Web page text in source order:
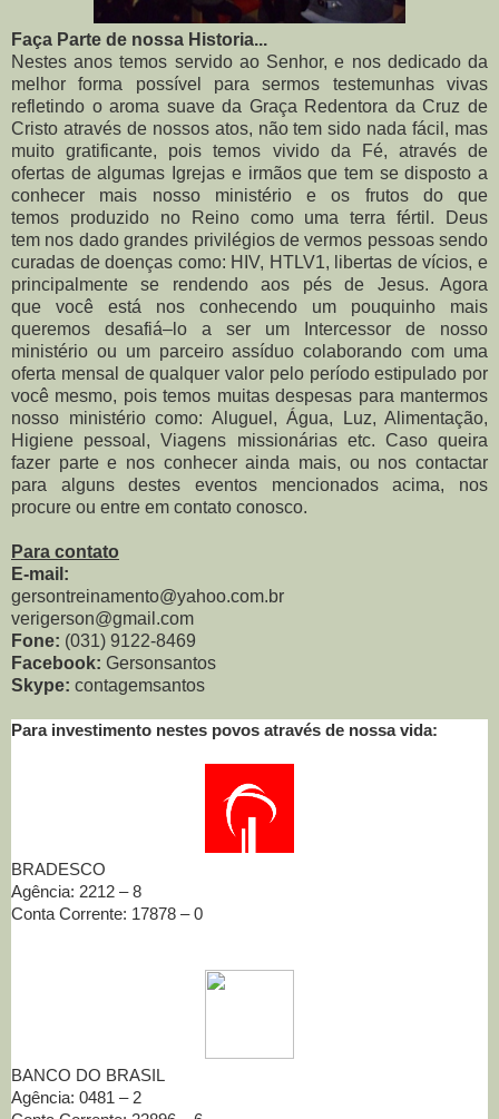
Faça Parte de nossa Historia...
Nestes anos temos servido ao Senhor, e nos dedicado da
melhor forma possível para sermos testemunhas vivas
refletindo o aroma suave da Graça Redentora da Cruz de
Cristo através de nossos atos, não tem sido nada fácil, mas
muito gratificante, pois temos vivido da Fé, através de
ofertas dealgumas Igrejas e irmãos que tem se disposto a
conhecer mais nosso ministério e os frutos do que
temos produzido no Reino como uma terra fértil. Deus
tem nos dado grandes privilégios de vermos pessoas sendo
curadas de doenças como: HIV, HTLV1, libertas de vícios, e
principalmente se rendendo aos pés de Jesus. Agora
que você está nos conhecendo um pouquinho mais
queremos desafiá–lo a ser um
Intercessor de nosso
ministério ou um parceiroassíduo colaborando com uma
oferta mensal de qualquer valor pelo períodoestipulado por
você mesmo, pois temos muitas despesas para mantermos
nosso ministério como: Aluguel, Água, Luz, Alimentação,
Higiene pessoal, Viagens missionárias etc. Caso queira
fazer parte e nos conhecer ainda mais, ou nos contactar
para al guns destes eventos mencionados acima, nos
procure ou entre em contato conosco.
Para contato
E-mail:
gersontreinamento@yahoo.com.br
verigerson@gmail.com
Fone: (031) 9122-8469
Facebook: Gersonsantos
Skype: contagemsantos
Para investimento nestes povos através de nossa vida:
BRADESCO
Agência: 2212 – 8
Conta Corrente: 17878 – 0
BANCO DO BRASIL
Agência: 0481 – 2